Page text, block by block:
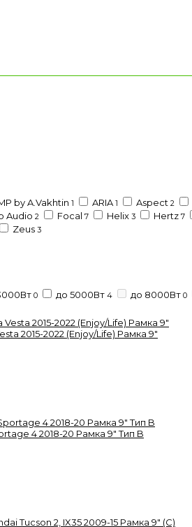
by A.Vakhtin 1 ARIA 1 Aspect 2
Audio 2 Focal 7 Helix 3 Hertz 7
Zeus 3
0 до 5000Вт 4 до 8000Вт 0
2015-2022 (Enjoy/Life) Рамка 9"
4 2018-20 Рамка 9" Тип B